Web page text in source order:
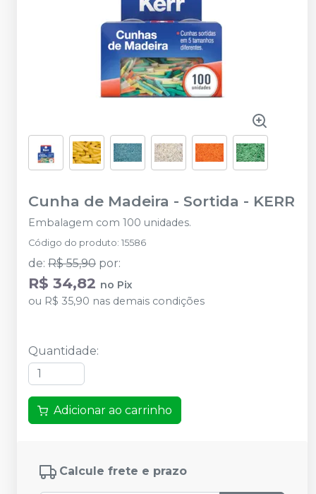
Cunha de Madeira - Sortida - KERR
Embalagem com 100 unidades.
Código do produto: 15586
de: R$ 55,90 por:
R$ 34,82 no Pix
ou R$ 35,90 nas demais condições
Quantidade:
Adicionar ao carrinho
Calcule frete e prazo